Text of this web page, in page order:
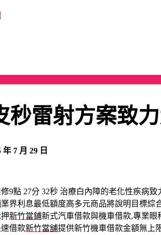
秒雷射方案致
年 7 月 29 日
9點 27分 32秒 治療白內障的老化性疾病致
業界利息最低額度高多元商品將說明目標綜
新竹當鋪新式汽車借款與機車借款,專業眼
借款新竹當舖提供新竹機車借款金額無上